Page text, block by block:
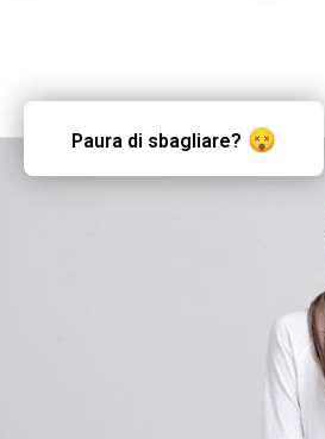
Paura di sbagliare?